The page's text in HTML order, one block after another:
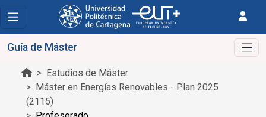
Estudios de Máster
Máster en Energías Renovables - Plan 2025
(2115)
Guía de Máster